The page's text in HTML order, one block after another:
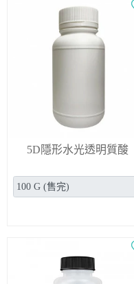
5D隱形水光透明質酸